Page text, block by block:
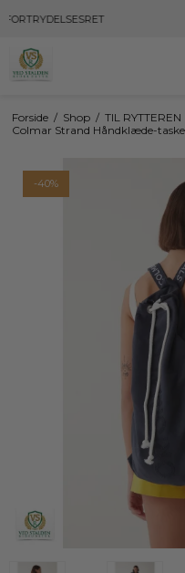
Forside / Shop / TIL RYTTEREN
Colmar Strand Håndklæde-taske
-40%